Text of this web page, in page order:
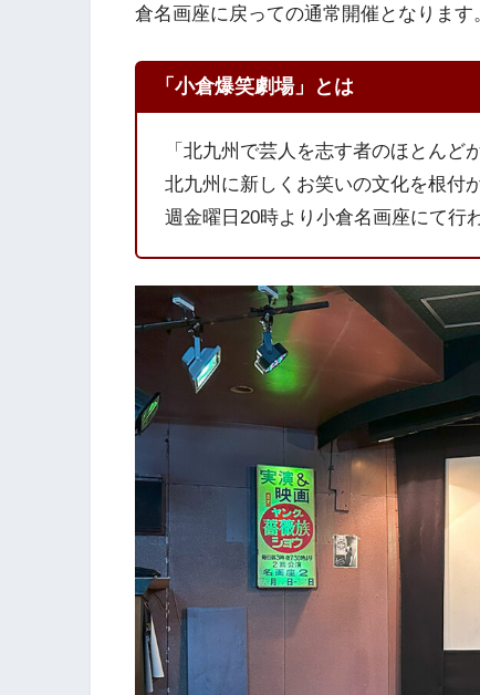
倉名画座に戻っての通常開催となります
「小倉爆笑劇場」とは
「北九州で芸人を志す者のほとんど
北九州に新しくお笑いの文化を根付
週金曜日20時より小倉名画座にて行